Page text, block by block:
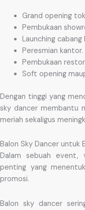
Grand opening
Pembukaan
Launching cabang
Peresmian kantor.
Pembukaan
Soft opening
Dengan tinggi yang
sky dancer membantu
meriah sekaligus
Balon Sky Dancer untuk
Dalam sebuah event,
penting yang
promosi.
Balon sky dancer